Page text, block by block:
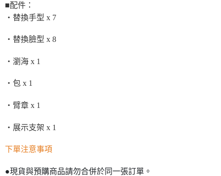
■配件：
・替換手型 x 7
・替換臉型 x 8
・瀏海 x 1
・包 x 1
・臂章 x 1
・展示支架 x 1
下單注意事項
●現貨與預購商品請勿合併於同一張訂單。